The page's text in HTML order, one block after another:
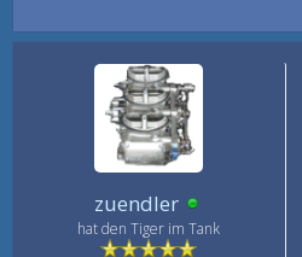
zuendler
hat den Tiger im Tank